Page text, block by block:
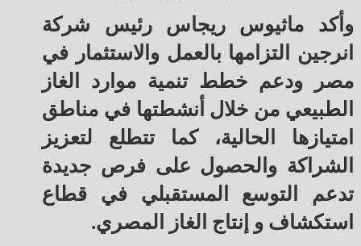
وأكد ماثيوس ريجاس رئيس شركة
انرجين التزامها بالعمل والاستثمار في
مصر ودعم خطط تنمية موارد الغاز
الطبيعي من خلال أنشطتها في مناطق
امتيازها الحالية، كما تتطلع لتعزيز
الشراكة والحصول على فرص جديدة
تدعم التوسع المستقبلي في قطاع
استكشاف و إنتاج الغاز المصري.